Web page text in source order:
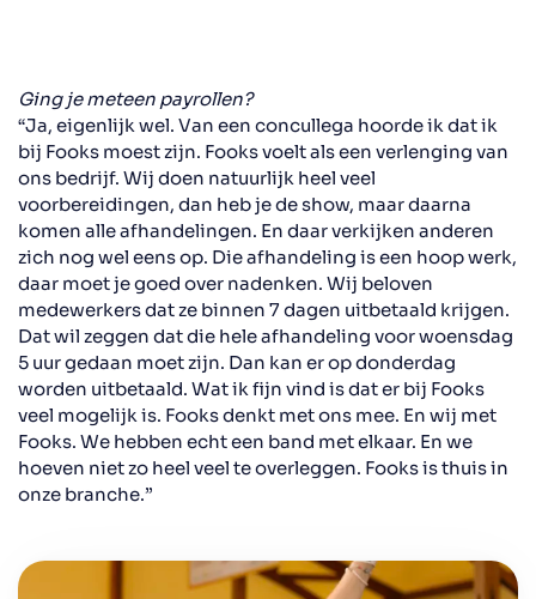
Ging je meteen payrollen?
“Ja, eigenlijk wel. Van een concullega hoorde ik dat ik
bij Fooks moest zijn. Fooks voelt als een verlenging van
ons bedrijf. Wij doen natuurlijk heel veel
voorbereidingen, dan heb je de show, maar daarna
komen alle afhandelingen. En daar verkijken anderen
zich nog wel eens op. Die afhandeling is een hoop werk,
daar moet je goed over nadenken. Wij beloven
medewerkers dat ze binnen 7 dagen uitbetaald krijgen.
Dat wil zeggen dat die hele afhandeling voor woensdag
5 uur gedaan moet zijn. Dan kan er op donderdag
worden uitbetaald. Wat ik fijn vind is dat er bij Fooks
veel mogelijk is. Fooks denkt met ons mee. En wij met
Fooks. We hebben echt een band met elkaar. En we
hoeven niet zo heel veel te overleggen. Fooks is thuis in
onze branche.”